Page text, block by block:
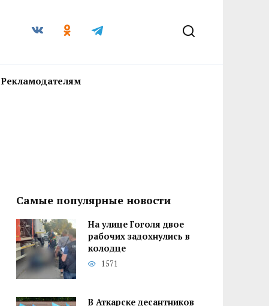
Рекламодателям
Самые популярные новости
На улице Гоголя двое
рабочих задохнулись в
колодце
1571
В Аткарске десантников